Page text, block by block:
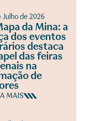
Julho de 2026
da Mina: a
dos eventos
destaca
das feiras
na
de
MAIS